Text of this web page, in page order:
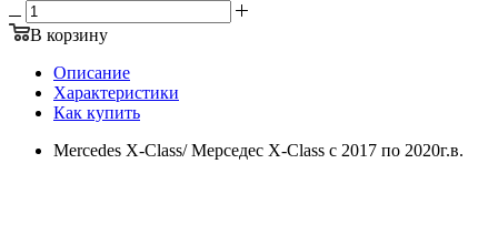
В корзину
Описание
Характеристики
Как купить
Mercedes X-Class/ Мерседес X-Class с 2017 по 2020г.в.